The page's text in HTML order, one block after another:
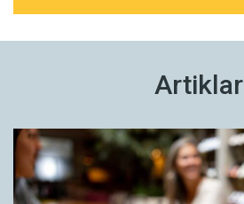
Artiklar